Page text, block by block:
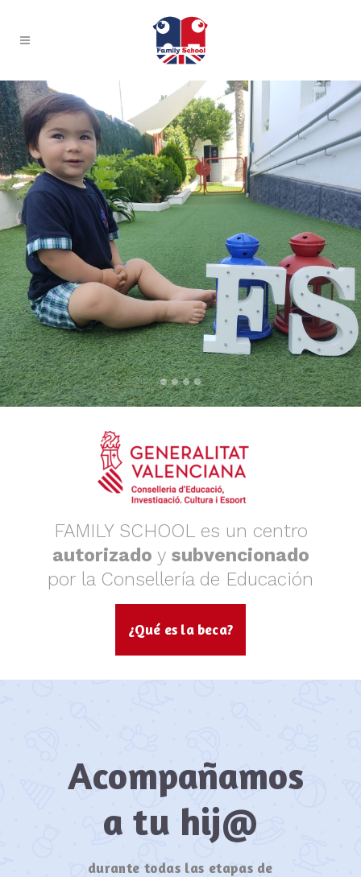
FAMILY SCHOOL es un centro
autorizado y subvencionado
por la Consellería de Educación
¿Qué es la beca?
Acompañamos
a tu hij@
durante todas las etapas de